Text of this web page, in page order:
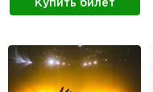
Купить билет